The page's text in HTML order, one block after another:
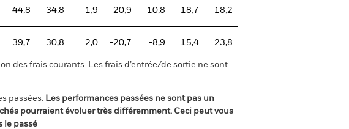
44,8 34,8 -1,9 -20,9 -10,8 18,7 18,2
39,7 30,8 2,0 -20,7 -8,9 15,4 23,8
des frais courants. Les frais d’entrée/de sortie ne sont
passées. Les performances passées ne sont pas un
pourraient évoluer très différemment. Ceci peut vous
le passé